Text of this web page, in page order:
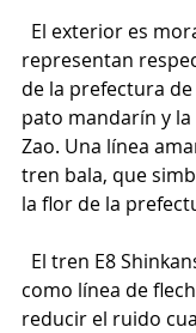
representan
de la prefectura de
pato mandarín y
Zao. Una línea
tren bala, que
la flor de la
como línea de
reducir el ruido